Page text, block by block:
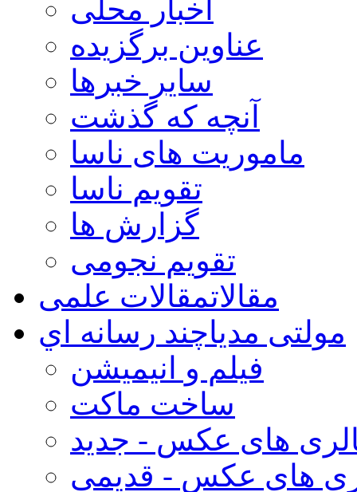
اخبار محلی
عناوین برگزیده
سایر خبرها
آنچه که گذشت
ماموریت های ناسا
تقویم ناسا
گزارش ها
تقویم نجومی
مقالاتمقالات علمی
مولتی مدیاچند رسانه اي
فیلم و انیمیشن
ساخت ماکت
های عکس - جدید
های عکس - قدیمی